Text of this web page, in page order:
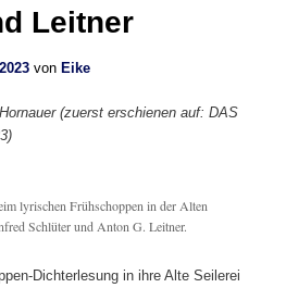
Leitner
von Eike
(zuerst erschienen auf: DAS
lyrischen Frühschoppen in der Alten
Schlüter und Anton G. Leitner.
Dichterlesung in ihre Alte Seilerei